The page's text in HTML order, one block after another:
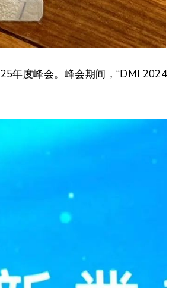
年度峰会。峰会期间，“DMI 2024